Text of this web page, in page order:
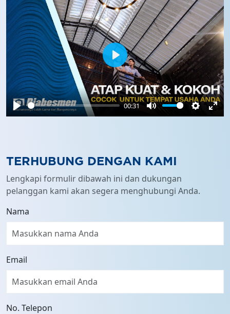
Play
00:31
Mute Settings
Play
TERHUBUNG DENGAN KAMI
Lengkapi formulir dibawah ini dan dukungan
pelanggan kami akan segera menghubungi Anda.
Nama
Email
No. Telepon